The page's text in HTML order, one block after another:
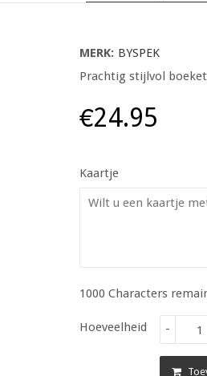
MERK: BYSPEK
Prachtig stijlvol
€24.95
Kaartje
1000 Characters
Hoeveelheid -